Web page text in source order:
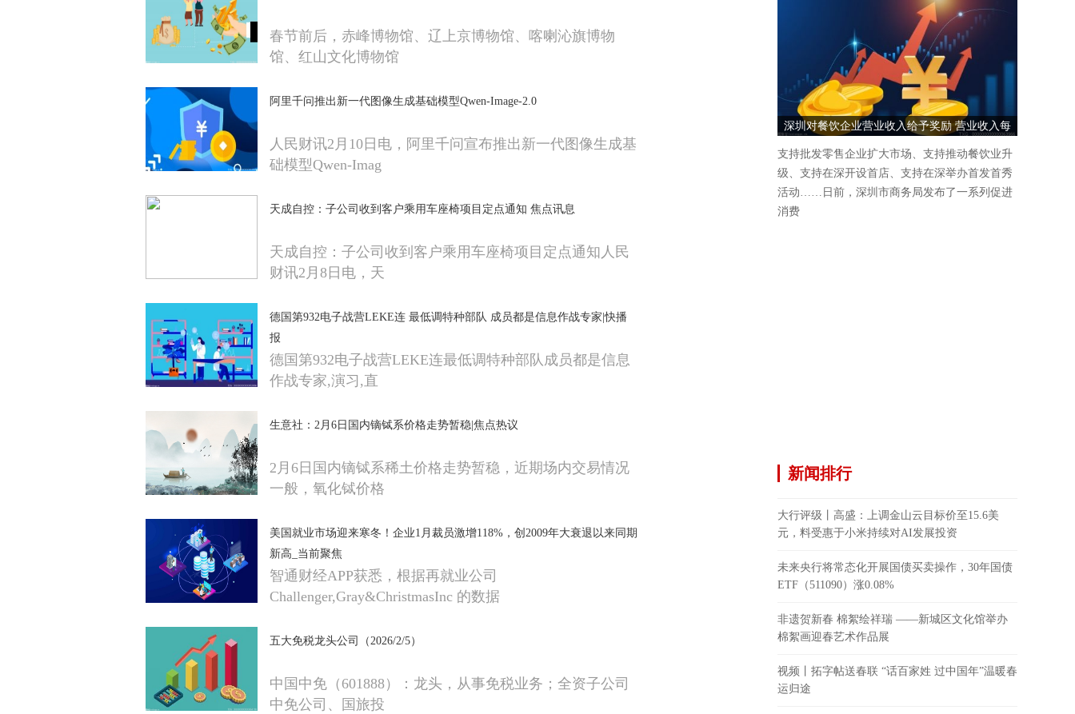
春节前后，赤峰博物馆、辽上京博物馆、喀喇沁旗博物
馆、红山文化博物馆
阿里千问推出新一代图像生成基础模型Qwen-Image-2.0
人民财讯2月10日电，阿里千问宣布推出新一代图像生成基
础模型Qwen-Imag
天成自控：子公司收到客户乘用车座椅项目定点通知 焦点讯息
天成自控：子公司收到客户乘用车座椅项目定点通知人民
财讯2月8日电，天
德国第932电子战营LEKE连 最低调特种部队 成员都是信息作战专家|快播
报
德国第932电子战营LEKE连最低调特种部队成员都是信息
作战专家,演习,直
生意社：2月6日国内镝铽系价格走势暂稳|焦点热议
2月6日国内镝铽系稀土价格走势暂稳，近期场内交易情况
一般，氧化铽价格
美国就业市场迎来寒冬！企业1月裁员激增118%，创2009年大衰退以来同期
新高_当前聚焦
智通财经APP获悉，根据再就业公司
Challenger,Gray&ChristmasInc 的数据
五大免税龙头公司（2026/2/5）
中国中免（601888）：龙头，从事免税业务；全资子公司
中免公司、国旅投
深圳对餐饮企业营业收入给予奖励 营业收入每
1000万元奖励5万元
支持批发零售企业扩大市场、支持推动餐饮业升
级、支持在深开设首店、支持在深举办首发首秀
活动……日前，深圳市商务局发布了一系列促进
消费
新闻排行
大行评级丨高盛：上调金山云目标价至15.6美
元，料受惠于小米持续对AI发展投资
未来央行将常态化开展国债买卖操作，30年国债
ETF（511090）涨0.08%
非遗贺新春 棉絮绘祥瑞 ——新城区文化馆举办
棉絮画迎春艺术作品展
视频丨拓字帖送春联 “话百家姓 过中国年”温暖春
运归途